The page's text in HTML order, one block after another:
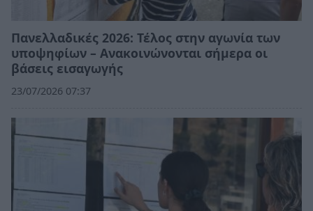
Πανελλαδικές 2026: Τέλος στην αγωνία των
υποψηφίων – Ανακοινώνονται σήμερα οι
βάσεις εισαγωγής
23/07/2026 07:37